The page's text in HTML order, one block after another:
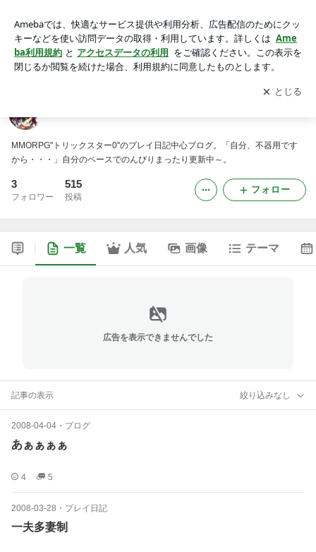
アプリをダウンロードして ブログの更新通知
を受け取りまし
ょう。
開く
MMORPG"トリックスター0"のプレイ日記中心ブログ。「自分、不器用です
から・・・」自分のペースでのんびりまったり更新中～。
3
フォロワー
515
投稿
フォロー
一覧 人気 画像 テーマ
広告を表示できませんでした
記事の表示 絞り込みなし
2008-04-04 ・ ブログ
あぁぁぁぁ
4 5
2008-03-28 ・ プレイ日記
一夫多妻制